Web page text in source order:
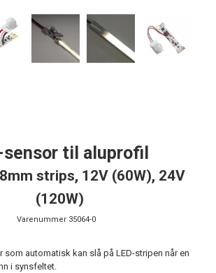
sensor til aluprofil
strips, 12V (60W), 24V
(120W)
Varenummer 35064-0
som automatisk kan slå på LED-stripen når en
i synsfeltet.